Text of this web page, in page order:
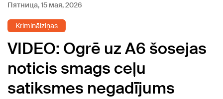
Пятница, 15 мая, 2026
Kriminālziņas
VIDEO: Ogrē uz A6 šosejas
noticis smags ceļu
satiksmes negadījums